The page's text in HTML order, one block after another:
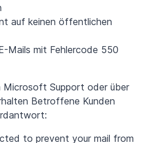
auf keinen öffentlichen
Mails mit Fehlercode 550
Microsoft Support oder über
Betroffene Kunden
to prevent your mail from